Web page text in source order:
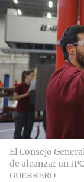
El Consejo
de alcanzar un
GUERRERO